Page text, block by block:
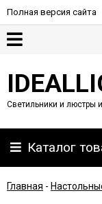
Полная версия сайта
Партнерам
Доставка
Светильники и люстры
Каталог
Главная -